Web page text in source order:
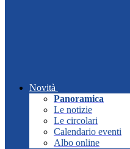
Novità
Panoramica
Le notizie
Le circolari
Calendario eventi
Albo online